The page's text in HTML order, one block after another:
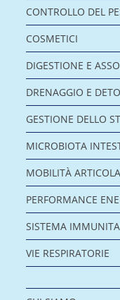
CONTROLLO DEL
COSMETICI
DIGESTIONE E
DRENAGGIO E
GESTIONE DELLO
MICROBIOTA
MOBILITÀ
PERFORMANCE
SISTEMA
VIE RESPIRATORIE